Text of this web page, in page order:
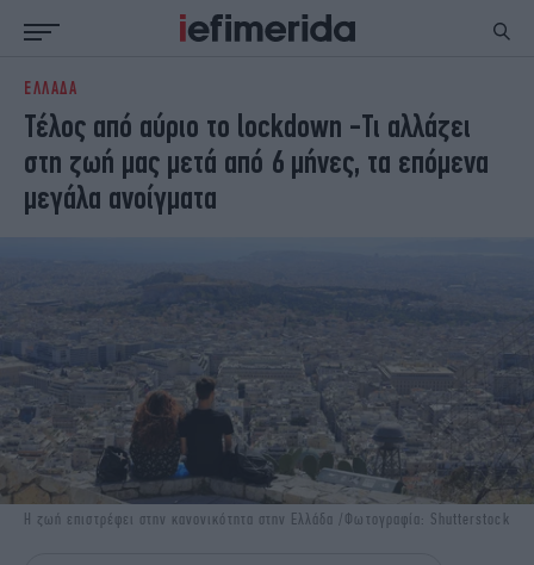
ΕΙΔΗΣΕΙΣ
NON PAPER
ΕΛΛΑΔΑ
ΟΙΚΟΝΟΜΙΑ
ΚΟΣΜΟΣ
ΠΟΛΙΤΙΣΜΟΣ
ΠΟΛΗ
TRAVEL
ΤΕΧΝΟΛΟΓΙΑ
ΥΓΕΙΑ
DESIGN
ΟΛΥΜΠΙΑΚΟΙ ΑΓΩΝΕΣ
EURO
GREEN
PODCAST
iAUTOKINITO
iOPINIONS
iGASTRONOMIE
ΕΛΛΑΔΑ
Τέλος από αύριο το lockdown -Τι αλλάζει
στη ζωή μας μετά από 6 μήνες, τα επόμενα
μεγάλα ανοίγματα
Η ζωή επιστρέφει στην κανονικότητα στην Ελλάδα /Φωτογραφία: Shutterstock